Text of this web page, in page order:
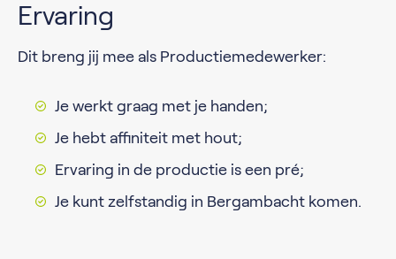
Ervaring
Dit breng jij mee als Productiemedewerker:
Je werkt graag met je handen;
Je hebt affiniteit met hout;
Ervaring in de productie is een pré;
Je kunt zelfstandig in Bergambacht komen.